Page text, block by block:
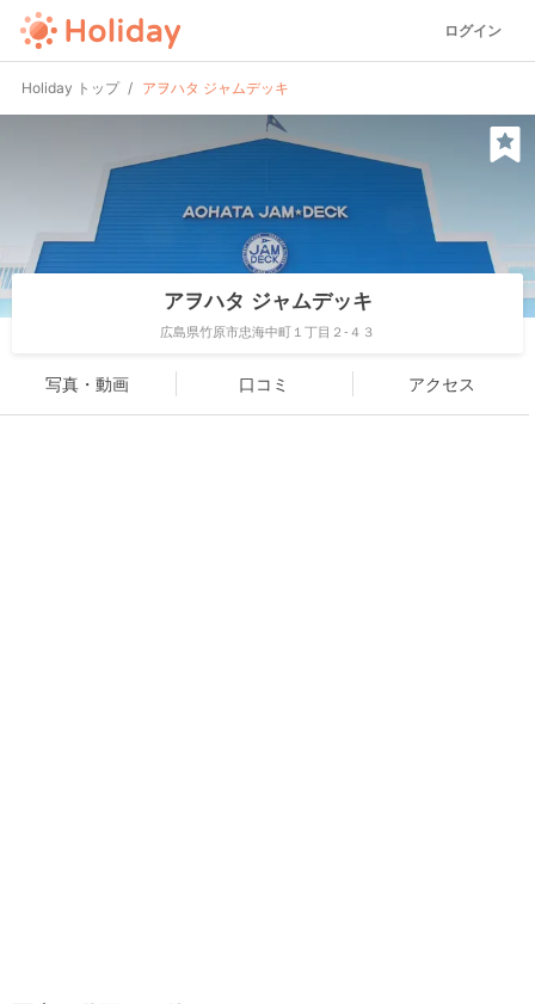
ログイン
Holiday トップ アヲハタ ジャムデッキ
アヲハタ ジャムデッキ
広島県竹原市忠海中町１丁目２-４３
写真・動画 口コミ アクセス